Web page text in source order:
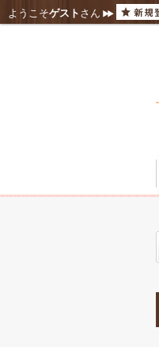
ようこそゲスト さん